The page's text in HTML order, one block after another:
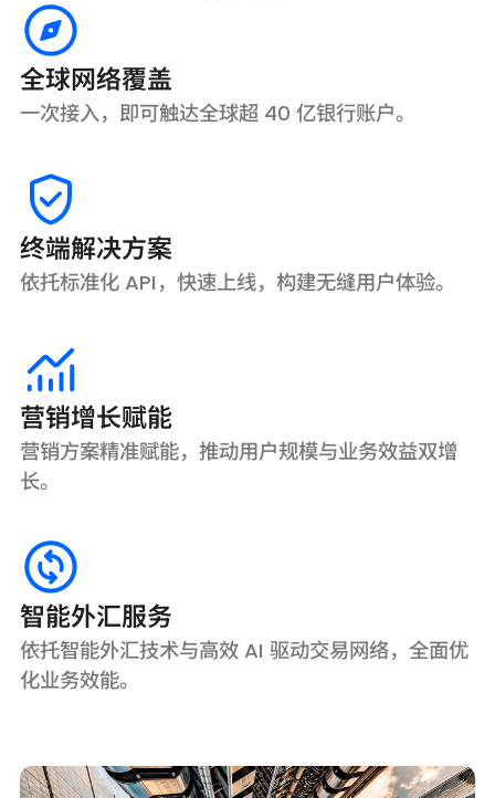
全球网络覆盖
一次接入，即可触达全球超 40 亿银行账户。
终端解决方案
依托标准化 API，快速上线，构建无缝用户体验。
营销增长赋能
营销方案精准赋能，推动用户规模与业务效益双增
长。
智能外汇服务
依托智能外汇技术与高效 AI 驱动交易网络，全面优
化业务效能。